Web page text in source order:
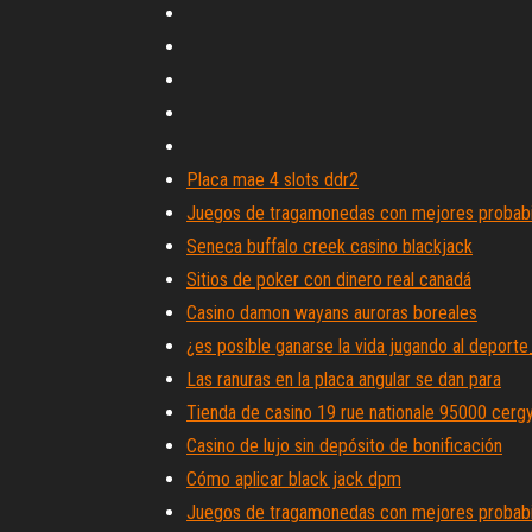
Placa mae 4 slots ddr2
Juegos de tragamonedas con mejores
Seneca buffalo creek casino blackjack
Sitios de poker con dinero real canadá
Casino damon wayans auroras boreales
¿es posible ganarse la vida jugando al deporte_
Las ranuras en la placa angular se dan para
Tienda de casino 19 rue nationale 95000
Casino de lujo sin depósito de bonificación
Cómo aplicar black jack dpm
Juegos de tragamonedas con mejores